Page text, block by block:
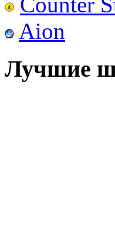
Aion
Лучшие